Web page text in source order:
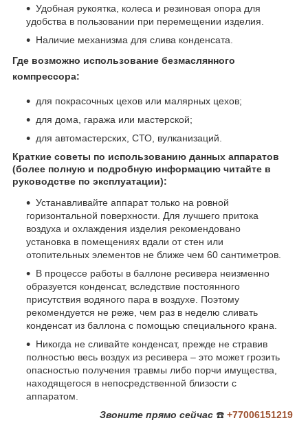
Удобная рукоятка, колеса и резиновая опора для
удобства в пользовании при перемещении изделия.
Наличие механизма для слива конденсата.
Где возможно использование безмаслянного
компрессора:
для покрасочных цехов или малярных цехов;
для дома, гаража или мастерской;
для автомастерских, СТО, вулканизаций.
Краткие советы по использованию данных аппаратов
(более полную и подробную информацию читайте в
руководстве по эксплуатации):
Устанавливайте аппарат только на ровной
горизонтальной поверхности. Для лучшего притока
воздуха и охлаждения изделия рекомендовано
установка в помещениях вдали от стен или
отопительных элементов не ближе чем 60 сантиметров.
В процессе работы в баллоне ресивера неизменно
образуется конденсат, вследствие постоянного
присутствия водяного пара в воздухе. Поэтому
рекомендуется не реже, чем раз в неделю сливать
конденсат из баллона с помощью специального крана.
Никогда не сливайте конденсат, прежде не стравив
полностью весь воздух из ресивера – это может грозить
опасностью получения травмы либо порчи имущества,
находящегося в непосредственной близости с
аппаратом.
Звоните прямо сейчас ☎️ +77006151219